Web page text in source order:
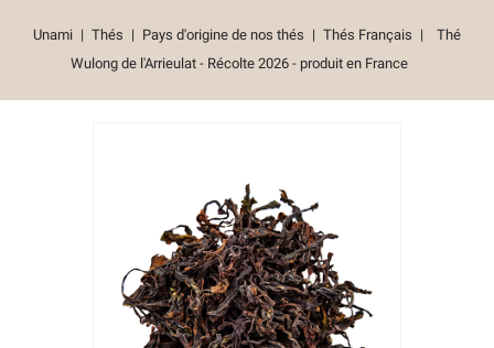
Unami Thés Pays d'origine de nos thés Thés Français
Thé
Wulong de l'Arrieulat - Récolte 2026 - produit en France